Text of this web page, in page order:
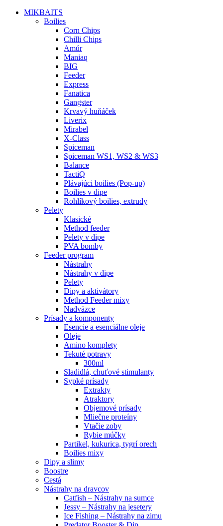
MIKBAITS
Boilies
Corn Chips
Chilli Chips
Amúr
Maniaq
BIG
Feeder
Express
Fanatica
Gangster
Krvavý huňáček
Liverix
Mirabel
X-Class
Spiceman
Spiceman WS1, WS2 & WS3
Balance
TactiQ
Plávajúci boilies (Pop-up)
Boilies v dipe
Rohlíkový boilies, extrudy
Pelety
Klasické
Method feeder
Pelety v dipe
PVA bomby
Feeder program
Nástrahy
Nástrahy v dipe
Pelety
Dipy a aktivátory
Method Feeder mixy
Nadväzce
Prísady a komponenty
Esencie a esenciálne oleje
Oleje
Amino komplety
Tekuté potravy
300ml
Sladidlá, chuťové stimulanty
Sypké prísady
Extrakty
Atraktory
Objemové prísady
Mliečne proteíny
Vtačie zoby
Rybie múčky
Partikel, kukurica, tygrí orech
Boilies mixy
Dipy a slimy
Boostre
Cestá
Nástrahy na dravcov
Catfish – Nástrahy na sumce
Jessy – Nástrahy na jesetery
Ice Fishing – Nástrahy na zimu